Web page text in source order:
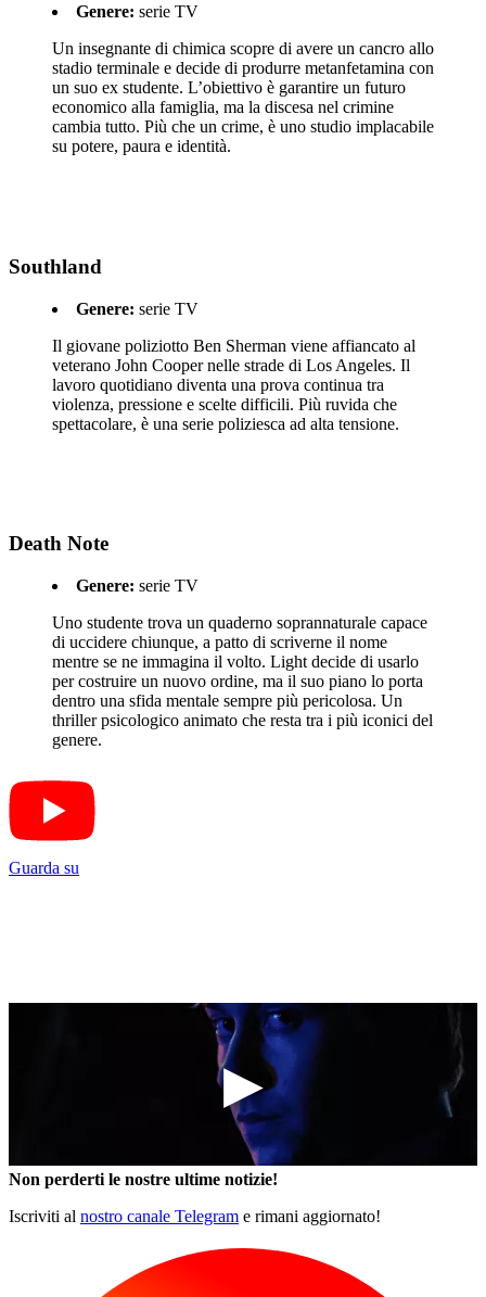
Genere: serie TV
Un insegnante di chimica scopre di avere un cancro allo
stadio terminale e decide di produrre metanfetamina con
un suo ex studente. L’obiettivo è garantire un futuro
economico alla famiglia, ma la discesa nel crimine
cambia tutto. Più che un crime, è uno studio implacabile
su potere, paura e identità.
Southland
Genere: serie TV
Il giovane poliziotto Ben Sherman viene affiancato al
veterano John Cooper nelle strade di Los Angeles. Il
lavoro quotidiano diventa una prova continua tra
violenza, pressione e scelte difficili. Più ruvida che
spettacolare, è una serie poliziesca ad alta tensione.
Death Note
Genere: serie TV
Uno studente trova un quaderno soprannaturale capace
di uccidere chiunque, a patto di scriverne il nome
mentre se ne immagina il volto. Light decide di usarlo
per costruire un nuovo ordine, ma il suo piano lo porta
dentro una sfida mentale sempre più pericolosa. Un
thriller psicologico animato che resta tra i più iconici del
genere.
Guarda su
Non perderti le nostre ultime notizie!
Iscriviti al nostro canale Telegram e rimani aggiornato!